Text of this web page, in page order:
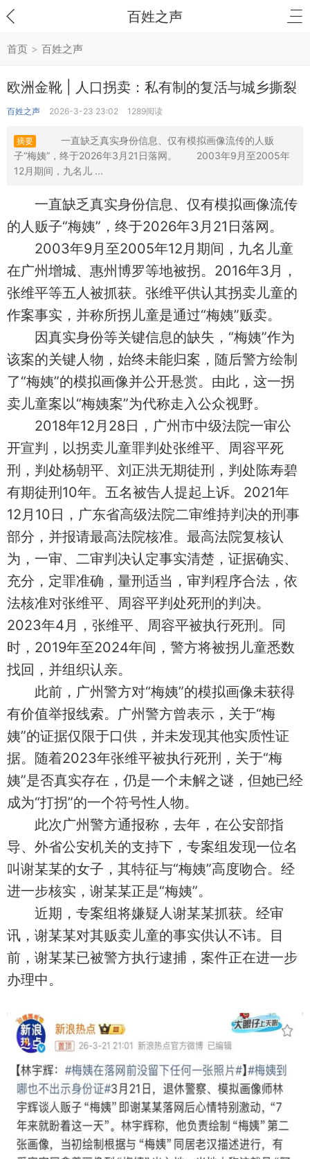
百姓之声
首页 > 百姓之声
欧洲金靴 | 人口拐卖：私有制的复活与城乡撕裂
百姓之声 2026-3-23 23:02 1289阅读
摘要
一直缺乏真实身份信息、仅有模拟画像流传的人贩
子“梅姨”，终于2026年3月21日落网。 2003年9月至2005年
12月期间，九名儿 ...
一直缺乏真实身份信息、仅有模拟画像流传
的人贩子“梅姨”，终于2026年3月21日落网。
2003年9月至2005年12月期间，九名儿童
在广州增城、惠州博罗等地被拐。2016年3月，
张维平等五人被抓获。张维平供认其拐卖儿童的
作案事实，并称所拐儿童是通过“梅姨”贩卖。
因真实身份等关键信息的缺失，“梅姨”作为
该案的关键人物，始终未能归案，随后警方绘制
了“梅姨”的模拟画像并公开悬赏。由此，这一拐
卖儿童案以“梅姨案”为代称走入公众视野。
2018年12月28日，广州市中级法院一审公
开宣判，以拐卖儿童罪判处张维平、周容平死
刑，判处杨朝平、刘正洪无期徒刑，判处陈寿碧
有期徒刑10年。五名被告人提起上诉。2021年
12月10日，广东省高级法院二审维持判决的刑事
部分，并报请最高法院核准。最高法院复核认
为，一审、二审判决认定事实清楚，证据确实、
充分，定罪准确，量刑适当，审判程序合法，依
法核准对张维平、周容平判处死刑的判决。
2023年4月，张维平、周容平被执行死刑。同
时，2019年至2024年间，警方将被拐儿童悉数
找回，并组织认亲。
此前，广州警方对“梅姨”的模拟画像未获得
有价值举报线索。广州警方曾表示，关于“梅
姨”的证据仅限于口供，并未发现其他实质性证
据。随着2023年张维平被执行死刑，关于“梅
姨”是否真实存在，仍是一个未解之谜，但她已经
成为“打拐”的一个符号性人物。
此次广州警方通报称，去年，在公安部指
导、外省公安机关的支持下，专案组发现一位名
叫谢某某的女子，其特征与“梅姨”高度吻合。经
进一步核实，谢某某正是“梅姨”。
近期，专案组将嫌疑人谢某某抓获。经审
讯，谢某某对其贩卖儿童的事实供认不讳。目
前，谢某某已被警方执行逮捕，案件正在进一步
办理中。